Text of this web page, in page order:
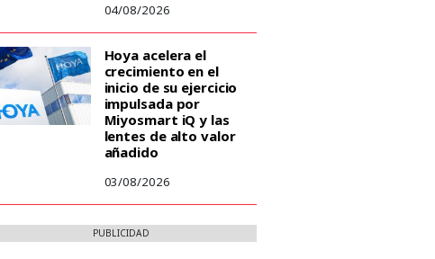
04/08/2026
Hoya acelera el
crecimiento en el
inicio de su ejercicio
impulsada por
Miyosmart iQ y las
lentes de alto valor
añadido
03/08/2026
PUBLICIDAD